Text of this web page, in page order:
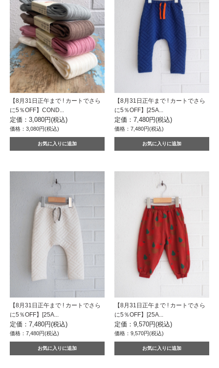
【8月31日正午まで ! カートでさら
に5％OFF】COND...
定価：3,080円(税込)
価格：3,080円(税込)
【8月31日正午まで ! カートでさら
に5％OFF】[25A...
定価：7,480円(税込)
価格：7,480円(税込)
【8月31日正午まで ! カートでさら
に5％OFF】[25A...
定価：7,480円(税込)
価格：7,480円(税込)
【8月31日正午まで ! カートでさら
に5％OFF】[25A...
定価：9,570円(税込)
価格：9,570円(税込)